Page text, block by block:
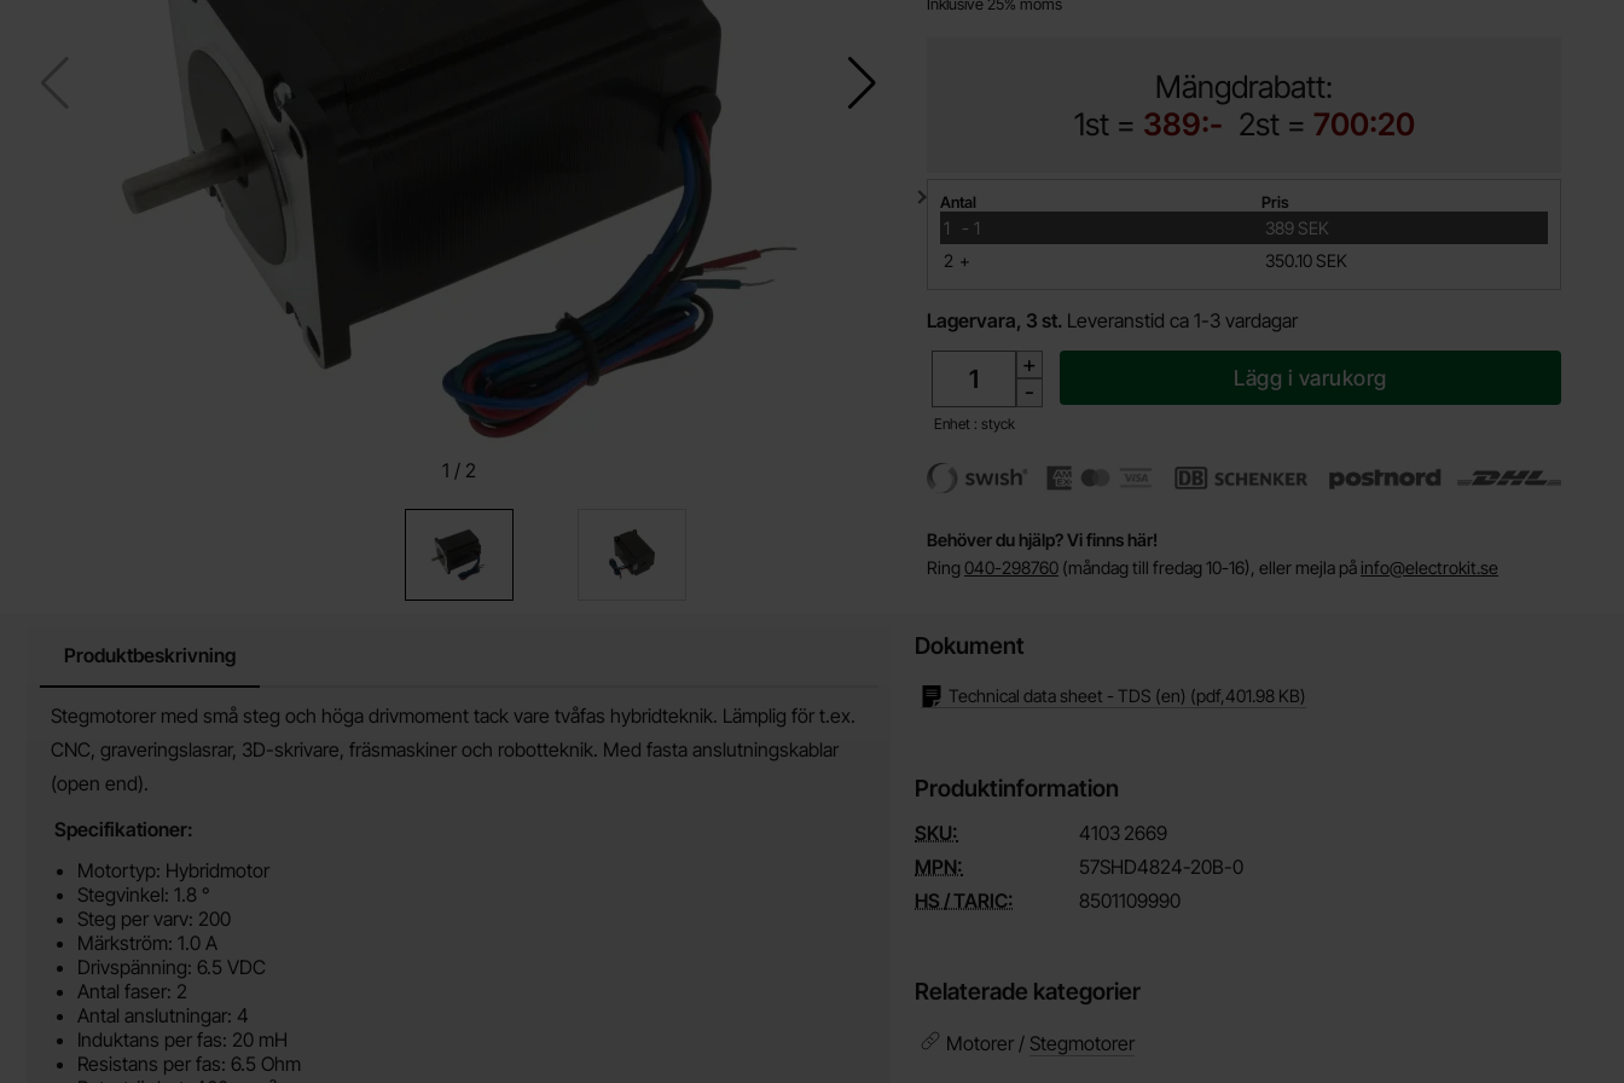
1 / 2
Inklusive 25% moms
Mängdrabatt:
1st = 389:- 2st = 700:20
Mängdrabatt
Antal Pris
1 -
till 1
389 SEK
2 +
till 350.10 SEK
Lagervara, 3 st. Leveranstid ca 1-3 vardagar
+
-
Enhet : styck
Lägg i varukorg
Behöver du hjälp? Vi finns här!
Ring 040-298760 (måndag till fredag 10-16), eller mejla på info@electrokit.se
Produktbeskrivning
Produktbeskrivning
Stegmotorer med små steg och höga drivmoment tack vare tvåfas hybridteknik. Lämplig för t.ex.
CNC, graveringslasrar, 3D-skrivare, fräsmaskiner och robotteknik. Med fasta anslutningskablar
(open end).
Specifikationer:
Motortyp: Hybridmotor
Stegvinkel: 1.8 °
Steg per varv: 200
Märkström: 1.0 A
Drivspänning: 6.5 VDC
Antal faser: 2
Antal anslutningar: 4
Induktans per fas: 20 mH
Resistans per fas: 6.5 Ohm
Dokument
Technical data sheet - TDS (en) (pdf,401.98 KB)
Produktinformation
SKU: 4103 2669
MPN:
57SHD4824-20B-0
HS / TARIC:
8501109990
Relaterade kategorier
Motorer / Stegmotorer